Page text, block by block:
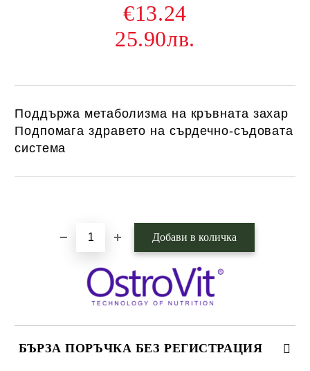
€13.24
25.90лв.
Поддържа метаболизма на кръвната захар
Подпомага здравето на сърдечно-съдовата
система
БЪРЗА ПОРЪЧКА БЕЗ РЕГИСТРАЦИЯ